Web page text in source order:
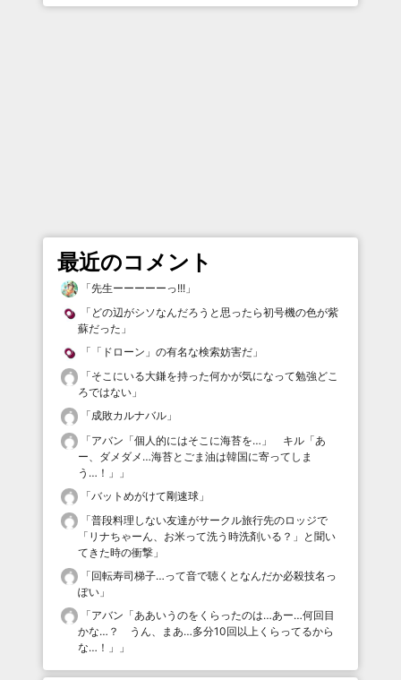
最近のコメント
「先生ーーーーーっ!!! 」
「 どの辺がシソなんだろうと思ったら初号機の色が紫
蘇だった 」
「 「ドローン」の有名な検索妨害だ 」
「そこにいる大鎌を持った何かが気になって勉強どこ
ろではない 」
「成敗カルナバル 」
「アバン「個人的にはそこに海苔を…」 キル「あ
ー、ダメダメ…海苔とごま油は韓国に寄ってしま
う…！」
」
「バットめがけて剛速球 」
「普段料理しない友達がサークル旅行先のロッジで
「リナちゃーん、お米って洗う時洗剤いる？」と聞い
てきた時の衝撃 」
「回転寿司梯子…って音で聴くとなんだか必殺技名っ
ぽい 」
「アバン「ああいうのをくらったのは…あー…何回目
かな…？ うん、まあ…多分10回以上くらってるから
な…！」
」